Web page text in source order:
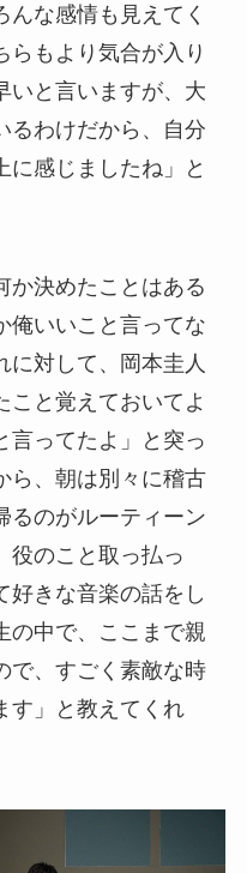
んな感情も見えてく
らもより気合が入り
いと言いますが、大
るわけだから、自分
に感じましたね」と
か決めたことはある
俺いいこと言ってな
に対して、岡本圭人
こと覚えておいてよ
言ってたよ」と突っ
ら、朝は別々に稽古
るのがルーティーン
役のこと取っ払っ
好きな音楽の話をし
の中で、ここまで親
で、すごく素敵な時
す」と教えてくれ